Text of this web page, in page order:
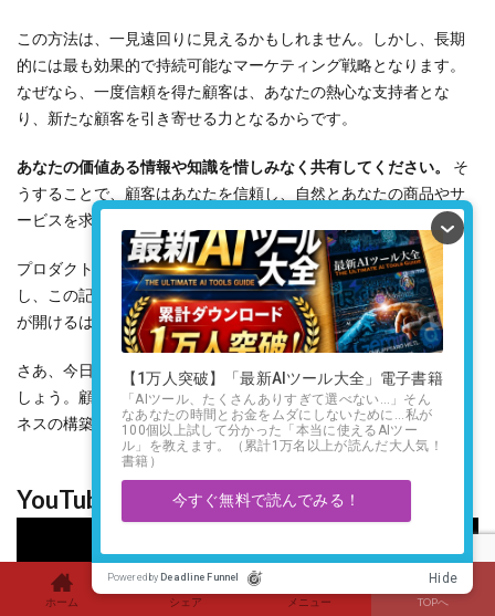
この方法は、一見遠回りに見えるかもしれません。しかし、長期
的には最も効果的で持続可能なマーケティング戦略となります。
なぜなら、一度信頼を得た顧客は、あなたの熱心な支持者とな
り、新たな顧客を引き寄せる力となるからです。
あなたの価値ある情報や知識を惜しみなく共有してください。
そ
うすることで、顧客はあなたを信頼し、自然とあなたの商品やサ
ービスを求めるようになるでしょう。
プロダクトローンチの旅は、決して簡単ではありません。しか
し、この記事で学んだ原則を忠実に実践すれば、必ず成功への道
が開けるはずです。
さあ、今日からプロダクトローンチの新しいアプローチを始めま
しょう。顧客との深い信頼関係に基づいた、真に持続可能なビジ
ネスの構築に向けて、第一歩を踏み出す時です。
YouTube動画もご覧ください
ホーム シェア メニュー TOPへ